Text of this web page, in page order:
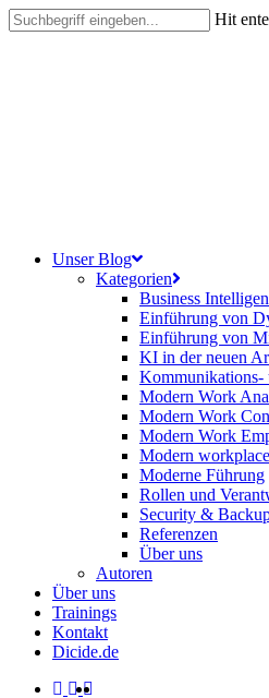
Skip
to
Hit
search
Menu
Unser Blog
Kategorien
Business
Einführung von
Einführung von
KI in der neuen
Kommunikations-
Modern Work
Modern Work
Modern Work
Modern
Moderne Führung
Rollen und
Security &
Referenzen
Über uns
Autoren
Über uns
Trainings
Kontakt
Dicide.de
facebook
linkedin
instagram